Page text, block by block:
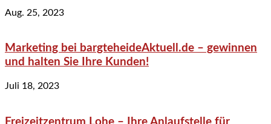
Aug. 25, 2023
Marketing bei bargteheideAktuell.de – gewinnen
und halten Sie Ihre Kunden!
Juli 18, 2023
Freizeitzentrum Lohe – Ihre Anlaufstelle für